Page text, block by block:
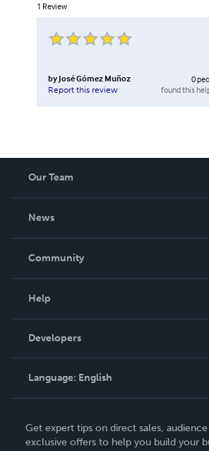
1 Review
by José Gómez Muñoz
Report this review
0
found this
Our Team
News
In The News
Community
Podcast
Help
Order Lookup
Knowledge Base
Contact Support
Developers
Language: English
Deutsch
Get expert tips on direct sales,
exclusive offers to help you build your